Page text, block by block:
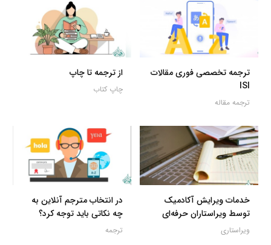
ترجمه تخصصی فوری مقالات
ISI
ترجمه مقاله
از ترجمه تا چاپ
چاپ کتاب
خدمات ویرایش آکادمیک
توسط ویراستاران حرفه‌ای
ویراستاری
در انتخاب مترجم آنلاین به
چه نکاتی باید توجه کرد؟
ترجمه